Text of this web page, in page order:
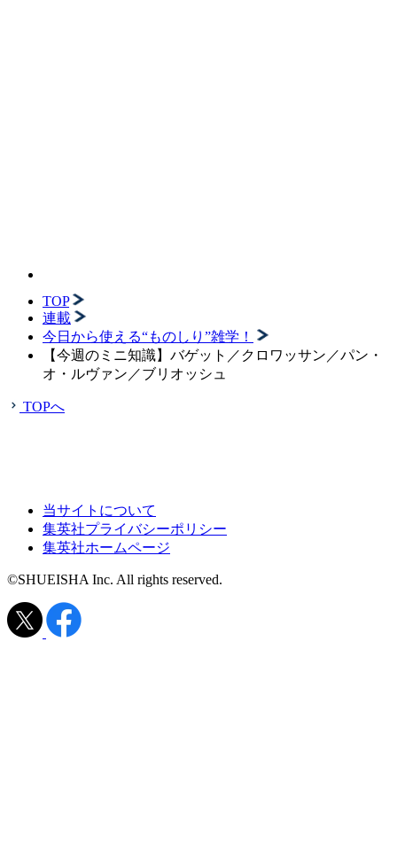
TOP
連載
今日から使える“ものしり”雑学！
【今週のミニ知識】バゲット／クロワッサン／パン・
オ・ルヴァン／ブリオッシュ
TOPへ
当サイトについて
集英社プライバシーポリシー
集英社ホームページ
©SHUEISHA Inc. All rights reserved.